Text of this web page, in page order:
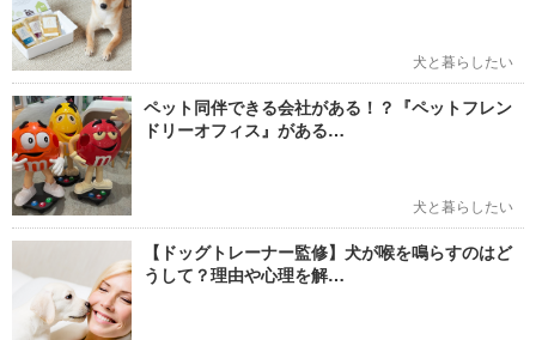
犬と暮らしたい
ペット同伴できる会社がある！？『ペットフレン
ドリーオフィス』がある…
犬と暮らしたい
【ドッグトレーナー監修】犬が喉を鳴らすのはど
うして？理由や心理を解…